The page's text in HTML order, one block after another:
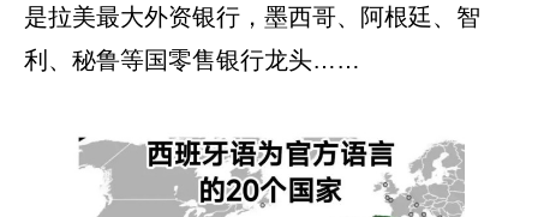
是拉美最大外资银行，墨西哥、阿根廷、智
利、秘鲁等国零售银行龙头……